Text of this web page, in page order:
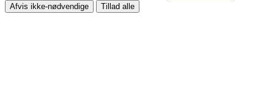
Afvis ikke-nødvendige Tillad alle